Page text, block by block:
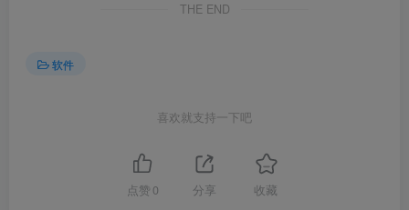
THE END
软件
喜欢就支持一下吧
点赞 0 分享 收藏